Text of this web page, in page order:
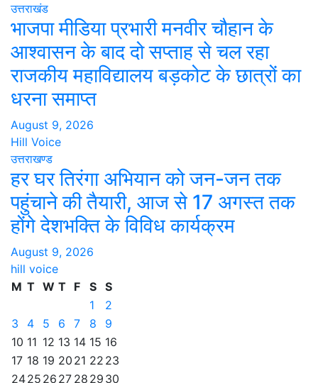
उत्तराखंड
भाजपा मीडिया प्रभारी मनवीर चौहान के
आश्वासन के बाद दो सप्ताह से चल रहा
राजकीय महाविद्यालय बड़कोट के छात्रों का
धरना समाप्त
August 9, 2026
Hill Voice
उत्तराखण्ड
हर घर तिरंगा अभियान को जन-जन तक
पहुंचाने की तैयारी, आज से 17 अगस्त तक
होंगे देशभक्ति के विविध कार्यक्रम
August 9, 2026
hill voice
M T W T F S S
1
2
3
4 5 6 7 8
9
10 11 12 13 14 15 16
17 18 19 20 21 22 23
2425 26 27 28 29 30